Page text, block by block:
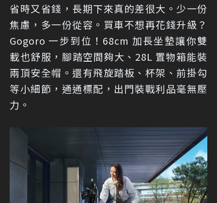
省時又省錢，長期下來真的差很大。少一份
焦慮，多一份從容。買車不想再花錢升級？
Gogoro 一步到位！68cm 加長坐墊讓你雙
載也舒服，腳踏空間夠大、28L 置物箱能裝
兩頂安全帽。還有飛旋踏板、杯架、前掛勾
等小細節，通通標配，出門裝戰利品毫無壓
力。